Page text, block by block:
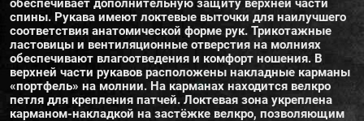
обеспечивает дополнительную защиту верхней части
спины. Рукава имеют локтевые выточки для наилучшего
соответствия анатомической форме рук. Трикотажные
ластовицы и вентиляционные отверстия на молниях
обеспечивают влагоотведения и комфорт ношения. В
верхней части рукавов расположены накладные карманы
«портфель» на молнии. На карманах находится велкро
петля для крепления патчей. Локтевая зона укреплена
карманом-накладкой на застёжке велкро, позволяющим